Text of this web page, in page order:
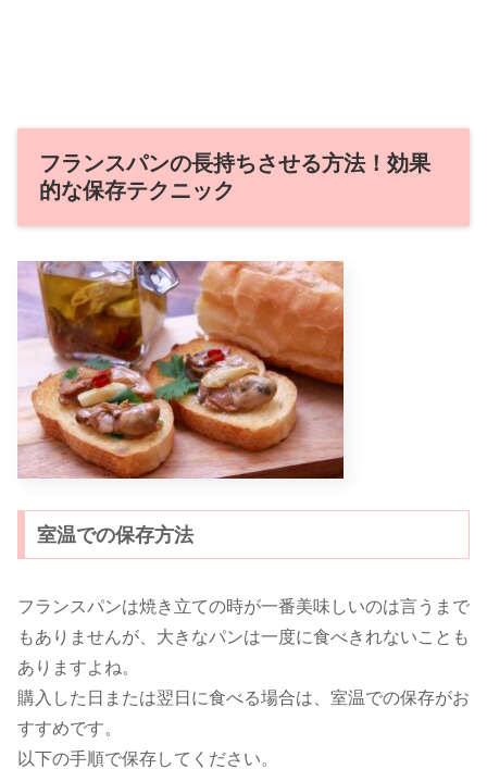
フランスパンの長持ちさせる方法！効果
的な保存テクニック
室温での保存方法
フランスパンは焼き立ての時が一番美味しいのは言うまで
もありませんが、大きなパンは一度に食べきれないことも
ありますよね。
購入した日または翌日に食べる場合は、室温での保存がお
すすめです。
以下の手順で保存してください。